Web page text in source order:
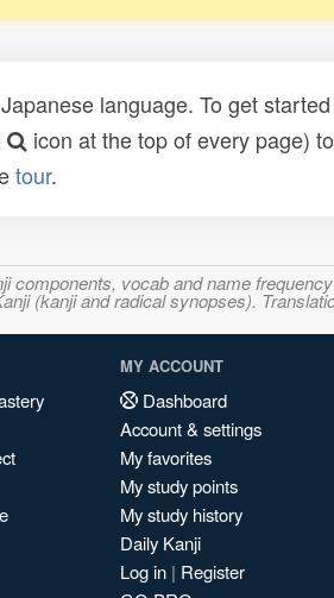
language. To get
icon at the top of every page)
tour.
vocab and name
(kanji and radical synopses).
MY ACCOUNT
Dashboard
Account & settings
My favorites
My study points
My study history
Daily Kanji
Log in | Register